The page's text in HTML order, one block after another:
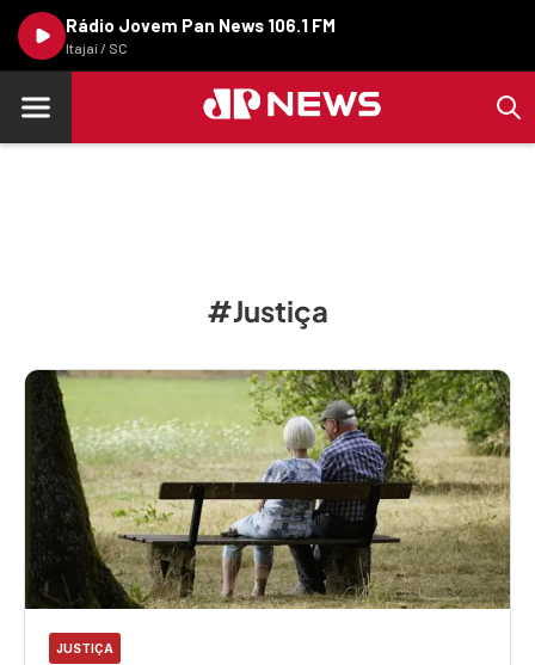
Rádio Jovem Pan News 106.1 FM
Itajaí / SC
#Justiça
JUSTIÇA